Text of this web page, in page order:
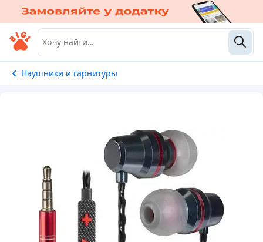
Наушники и гарнитуры